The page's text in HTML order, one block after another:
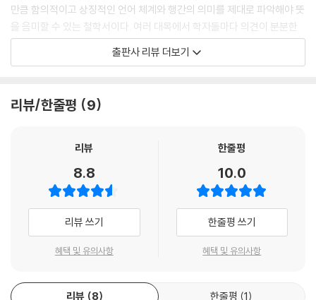
인생의 고통스러운 이유는 인간 자신에게 있다. 인간의 욕망을 충족시키기
가 어렵고, 설령 충족시킨다 해도 또 다른 욕망이 생겨난다. 인간은 예민한
사상과 감정으로 인해 스스로 고뇌를 자처하기 때문에 인생이 온통 실망과
절망으로 점철될 수밖에 없다. 또 인간은 진리를 추구하고 시비와 진위를
그 모든 것들이 바로 지옥 같은 고통의 근원이다. 불교나 유교의 교리에서
부정으로 확대되기도 하지만, 큰 깨달음을 얻고 세속을 초월해 신불(神
佛)과 같은 태도로 승화되기도 한다.
공자는 인생의 고통을 인정하면서도 우선 인생을 훌륭하게 살아내는 게 더
중요하다며 현실적인 충고를 건넸다. 반대로 장자는 이 문제에 있어서 소
요하고 스스로 즐거움을 찾고 세상을 냉소적으로 대하는 중국 지식인들 특
유의 특징을 드러냈다._제물론齊物論: 투시와 초월로 세상을 고르게 하
다 --- pp.70~71
혼돈은 중국 전통문화 특유의 전체주의와 일원성一元性이 표현된 개념이
만큼 함의적이고 상징적인 언어 체계와 행간의 의미를 제대로 파악해야 뜻
을 음미할 수 있는 철학서이다. 여러 대목에서 학자들마다 의견이 분분한
경우를 볼 수 있는데, 이는 학식만으로 해독할 수 없는 『장자』의 넓고 깊은
사유의 세계를 반증하는 것이기도 하다.
련 도서와 뚜렷하게 구분되는 것은 바로 장자의 철학과 삶의 세계를 들여
이자 소설가, 저명한 정치인이다. 왕멍은 80여 년의 인생 가운데 60년을
계의 살아 있는 전설, 매년 노벨문학상 후보자로 언급되며 하버드대학교를
비롯하여 세계적인 유수의 대학에서 특별 초청을 받고 있는 세계적인 석학
이다. 그가 들여다보는 『장자』는 기존 책들과는 관점과 해석의 깊이를 달
리한다. 왕멍은 인류가 구축해놓은 역사와 철학을 필두로 문화혁명 때 신
장자치구에 유배되어 노동자로 전락되었다가 공산당 중앙위원으로 복권
영한다. 즉 장자사상이 나오게 된 시대적 배경, 사상의 기저에 깔린 핵심 이
념, 동양사상과 서양사상의 특성과 흐름, 장자사상이 오늘날 우리에게 갖
출판사 리뷰 더보기
리뷰/한줄평 9
리뷰
8.8
리뷰 쓰기
혜택 및 유의사항
한줄평
10.0
한줄평 쓰기
혜택 및 유의사항
리뷰 8 한줄평 1